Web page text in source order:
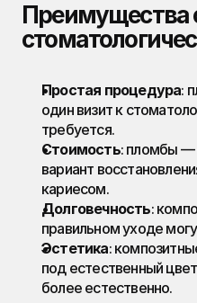
Преимущества
Простая процедура:
один визит к
требуется.
Стоимость: пломбы —
вариант
кариесом.
Долговечность:
правильном уходе
Эстетика:
под естественный
более естественно.